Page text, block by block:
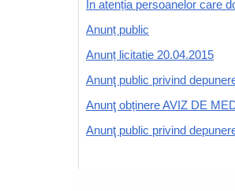
În atenția persoanelor care
Anunț public
Anunț licitatie 20.04.2015
Anunţ public privind
Anunţ obținere AVIZ DE
Anunţ public privind